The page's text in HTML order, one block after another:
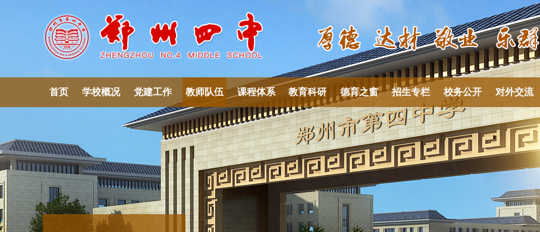
首页 学校概况 党建工作 教师队伍 课程体系 教育科研 德育之窗 招生专栏 校务公开 对外交流